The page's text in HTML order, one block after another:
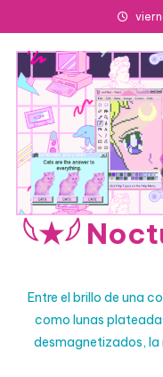
to
content
𓆩★𓆪
Entre el brillo de una
como lunas
desmagnetizados, la